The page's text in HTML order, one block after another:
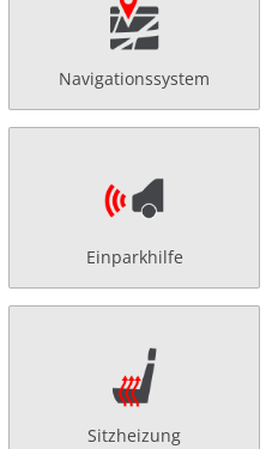
Navigationssystem
Einparkhilfe
Sitzheizung